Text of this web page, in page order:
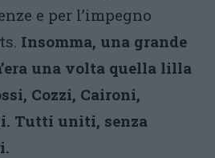
e per l’impegno
Insomma, una grande
una volta quella lilla
Cozzi, Caironi,
Tutti uniti, senza